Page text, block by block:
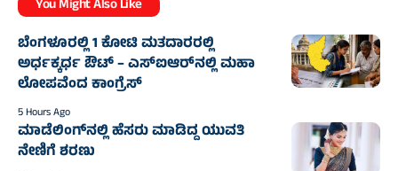
You Might Also Like
ಬೆಂಗಳೂರಲ್ಲಿ 1 ಕೋಟಿ ಮತದಾರರಲ್ಲಿ
ಅರ್ಧಕ್ಕರ್ಧ ಔಟ್ – ಎಸ್‌ಐಆರ್‌ನಲ್ಲಿ ಮಹಾ
ಲೋಪವೆಂದ ಕಾಂಗ್ರೆಸ್
5 Hours Ago
ಮಾಡೆಲಿಂಗ್‌ನಲ್ಲಿ ಹೆಸರು ಮಾಡಿದ್ದ ಯುವತಿ
ನೇಣಿಗೆ ಶರಣು